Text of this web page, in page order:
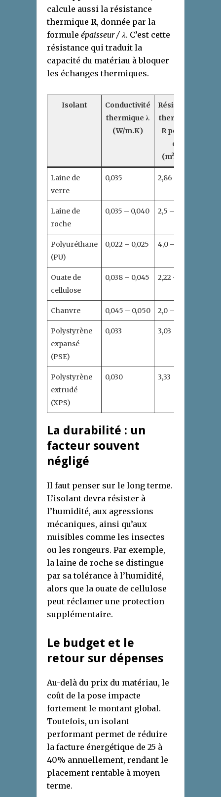
calcule aussi la résistance
thermique R, donnée par la
formule épaisseur / λ. C’est cette
résistance qui traduit la
capacité du matériau à bloquer
les échanges thermiques.
Isolant
Conductivité
thermique λ
(W/m.K)
Résistance
thermique
R pour 10
cm
(m².K/W)
Laine de
verre
0,035 2,86
Laine de
roche
0,035 – 0,040 2,5 – 2,86
Polyuréthane
(PU)
0,022 – 0,025 4,0 – 4,55
Ouate de
cellulose
0,038 – 0,045 2,22 – 2,63
Chanvre 0,045 – 0,050 2,0 – 2,22
Polystyrène
expansé
(PSE)
0,033 3,03
Polystyrène
extrudé
(XPS)
0,030 3,33
La durabilité : un
facteur souvent
négligé
Il faut penser sur le long terme.
L’isolant devra résister à
l’humidité, aux agressions
mécaniques, ainsi qu’aux
nuisibles comme les insectes
ou les rongeurs. Par exemple,
la laine de roche se distingue
par sa tolérance à l’humidité,
alors que la ouate de cellulose
peut réclamer une protection
supplémentaire.
Le budget et le
retour sur dépenses
Au-delà du prix du matériau, le
coût de la pose impacte
fortement le montant global.
Toutefois, un isolant
performant permet de réduire
la facture énergétique de 25 à
40% annuellement, rendant le
placement rentable à moyen
terme.